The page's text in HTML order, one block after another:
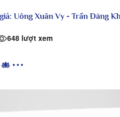
Uông Xuân Vy - Trần Đăng
648 lượt xem